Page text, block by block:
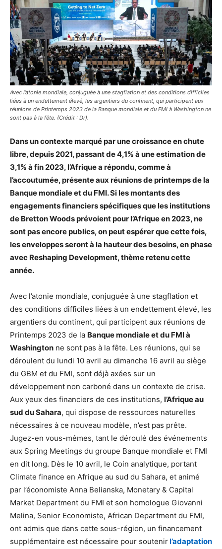
Avec l’atonie mondiale, conjuguée à une stagflation et des conditions difficiles
liées à un endettement élevé, les argentiers du continent, qui participent aux
réunions de Printemps 2023 de la Banque mondiale et du FMI à Washington ne
sont pas à la fête. (Crédit : Dr).
Dans un contexte marqué par une croissance en chute
libre, depuis 2021, passant de 4,1% à une estimation de
3,1% à fin 2023, l’Afrique a répondu, comme à
l’accoutumée, présente aux réunions de printemps de la
Banque mondiale et du FMI. Si les montants des
engagements financiers spécifiques que les institutions
de Bretton Woods prévoient pour l’Afrique en 2023, ne
sont pas encore publics, on peut espérer que cette fois,
les enveloppes seront à la hauteur des besoins, en phase
avec Reshaping Development, thème retenu cette
année.
Avec l’atonie mondiale, conjuguée à une stagflation et
des conditions difficiles liées à un endettement élevé, les
argentiers du continent, qui participent aux réunions de
Printemps 2023 de la Banque mondiale et du FMI à
Washington ne sont pas à la fête. Les réunions, qui se
déroulent du lundi 10 avril au dimanche 16 avril au siège
du GBM et du FMI, sont déjà axées sur un
développement non carboné dans un contexte de crise.
Aux yeux des financiers de ces institutions, l’Afrique au
sud du Sahara, qui dispose de ressources naturelles
nécessaires à ce nouveau modèle, n’est pas prête.
Jugez-en vous-mêmes, tant le déroulé des événements
aux Spring Meetings du groupe Banque mondiale et FMI
en dit long. Dès le 10 avril, le Coin analytique, portant
Climate finance en Afrique au sud du Sahara, et animé
par l’économiste Anna Belianska, Monetary & Capital
Market Department du FMI et son homologue Giovanni
Melina, Senior Economiste, African Department du FMI,
ont admis que dans cette sous-région, un financement
supplémentaire est nécessaire pour soutenirl’adaptation